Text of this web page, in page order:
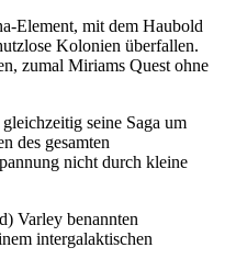
Element, mit dem Haubold
Kolonien überfallen.
zumal Miriams Quest ohne
seine Saga um
des gesamten
nicht durch kleine
Varley benannten
intergalaktischen